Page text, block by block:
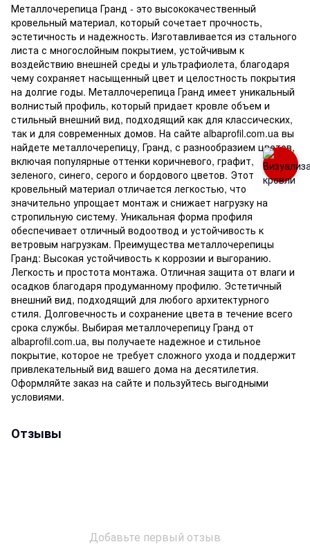
Металлочерепица Гранд - это высококачественный
кровельный материал, который сочетает прочность,
эстетичность и надежность. Изготавливается из стального
листа с многослойным покрытием, устойчивым к
воздействию внешней среды и ультрафиолета, благодаря
чему сохраняет насыщенный цвет и целостность покрытия
на долгие годы. Металлочерепица Гранд имеет уникальный
волнистый профиль, который придает кровле объем и
стильный внешний вид, подходящий как для классических,
так и для современных домов. На сайте albaprofil.com.ua вы
найдете металлочерепицу, Гранд, с разнообразием цветов,
включая популярные оттенки коричневого, графит,
зеленого, синего, серого и бордового цветов. Этот
кровельный материал отличается легкостью, что
значительно упрощает монтаж и снижает нагрузку на
стропильную систему. Уникальная форма профиля
обеспечивает отличный водоотвод и устойчивость к
ветровым нагрузкам. Преимущества металлочерепицы
Гранд: Высокая устойчивость к коррозии и выгоранию.
Легкость и простота монтажа. Отличная защита от влаги и
осадков благодаря продуманному профилю. Эстетичный
внешний вид, подходящий для любого архитектурного
стиля. Долговечность и сохранение цвета в течение всего
срока службы. Выбирая металлочерепицу Гранд от
albaprofil.com.ua, вы получаете надежное и стильное
покрытие, которое не требует сложного ухода и поддержит
привлекательный вид вашего дома на десятилетия.
Оформляйте заказ на сайте и пользуйтесь выгодными
условиями.
Отзывы
Добавьте первый отзыв